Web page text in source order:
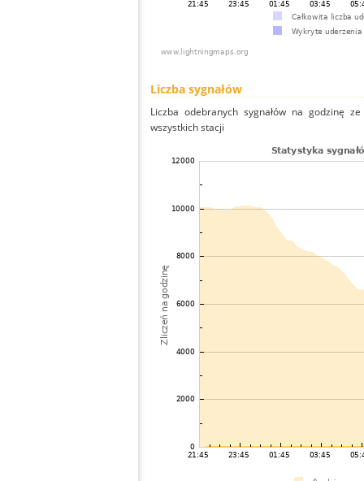
Liczba sygnałów
Liczba odebranych sygnałów na godzinę
wszystkich stacji